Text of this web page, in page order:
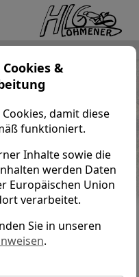
&
damit diese
funktioniert.
Inhalte sowie die
werden Daten
Europäischen Union
verarbeitet.
Sie in unseren
.
einen einfachen
personenbezogenen
Website besuchen.
Daten, mit denen Sie
können. Ausführliche
entnehmen Sie